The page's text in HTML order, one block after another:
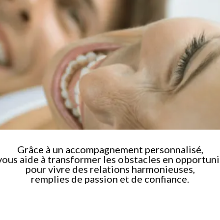
Grâce à un accompagnement personnalisé,
aide à transformer les obstacles en
pour vivre des relations harmonieuses,
remplies de passion et de confiance.